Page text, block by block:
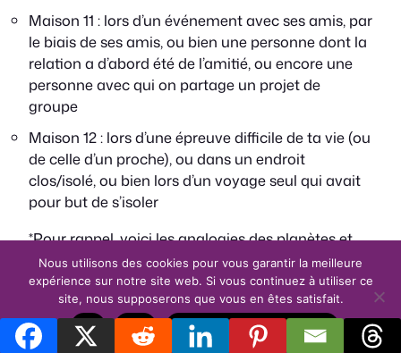
Maison 11 : lors d’un événement avec ses amis, par
le biais de ses amis, ou bien une personne dont la
relation a d’abord été de l’amitié, ou encore une
personne avec qui on partage un projet de
groupe
Maison 12 : lors d’une épreuve difficile de ta vie (ou
de celle d’un proche), ou dans un endroit
clos/isolé, ou bien lors d’un voyage seul qui avait
pour but de s’isoler
*Pour rappel, voici les analogies des planètes et
des signes : Bélier / Mars, Taureau / Vénus,
Gémeaux / Mercure, Cancer / Lune, Lion / Soleil,
Vierge / Mercure, Balance / Vénus, Scorpion /
Pluton, Sagittaire / Jupiter, Capricorne / Saturne,
Verseau / Uranus, Poissons / Neptune.
Nous utilisons des cookies pour vous garantir la meilleure
expérience sur notre site web. Si vous continuez à utiliser ce
site, nous supposerons que vous en êtes satisfait.
OK
Non Politique de confidentialité